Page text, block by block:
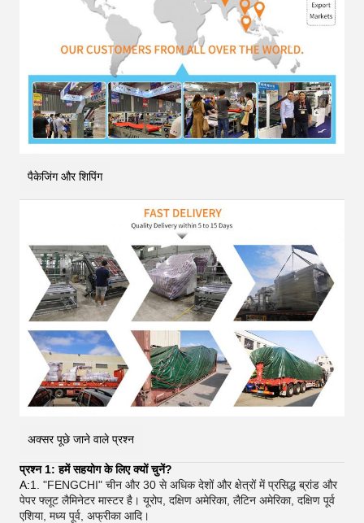
पैकेजिंग और शिपिंग
अक्सर पूछे जाने वाले प्रश्न
प्रश्न 1: हमें सहयोग के लिए क्यों चुनें?
A:1. "FENGCHI" चीन और 30 से अधिक देशों और क्षेत्रों में प्रसिद्ध ब्रांड और
पेपर फ्लूट लैमिनेटर मास्टर है। यूरोप, दक्षिण अमेरिका, लैटिन अमेरिका, दक्षिण पूर्व
एशिया, मध्य पूर्व, अफ्रीका आदि।